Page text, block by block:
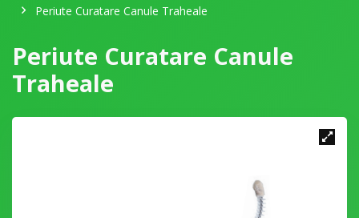
Periute Curatare Canule Traheale
Periute Curatare Canule
Traheale